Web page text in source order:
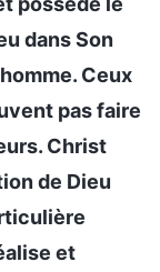
dans Son
Ceux
pas faire
Christ
de Dieu
et